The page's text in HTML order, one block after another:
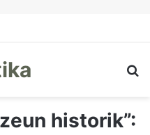
historik”: